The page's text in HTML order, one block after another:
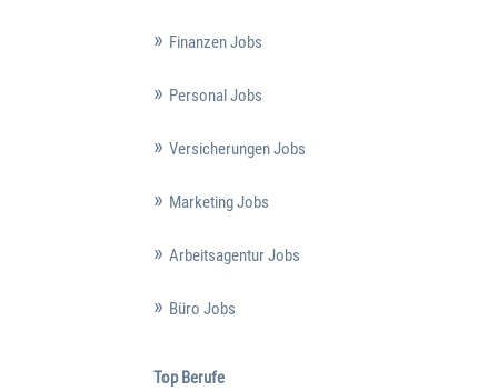
Finanzen Jobs
Personal Jobs
Versicherungen Jobs
Marketing Jobs
Arbeitsagentur Jobs
Büro Jobs
Top Berufe